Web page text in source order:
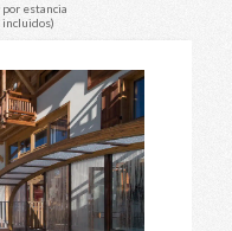
estancia